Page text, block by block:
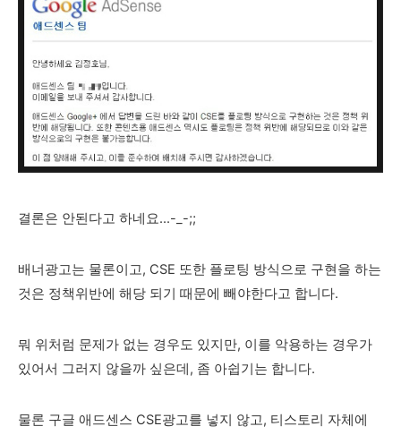
결론은 안된다고 하네요...-_-;;
배너광고는 물론이고, CSE 또한 플로팅 방식으로 구현을 하는
것은 정책위반에 해당 되기 때문에 빼야한다고 합니다.
뭐 위처럼 문제가 없는 경우도 있지만, 이를 악용하는 경우가
있어서 그러지 않을까 싶은데, 좀 아쉽기는 합니다.
물론 구글 애드센스 CSE광고를 넣지 않고, 티스토리 자체에